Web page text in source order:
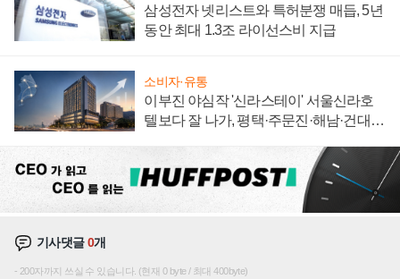
삼성전자 넷리스트와 특허분쟁 매듭, 5년
동안 최대 1.3조 라이선스비 지급
소비자·유통
이부진 야심작 '신라스테이' 서울신라호
텔보다 잘 나가, 평택·주문진·해남·건대로
기사댓글0개
200자까지 쓰실 수 있습니다. (현재 0 byte / 최대 400byte)